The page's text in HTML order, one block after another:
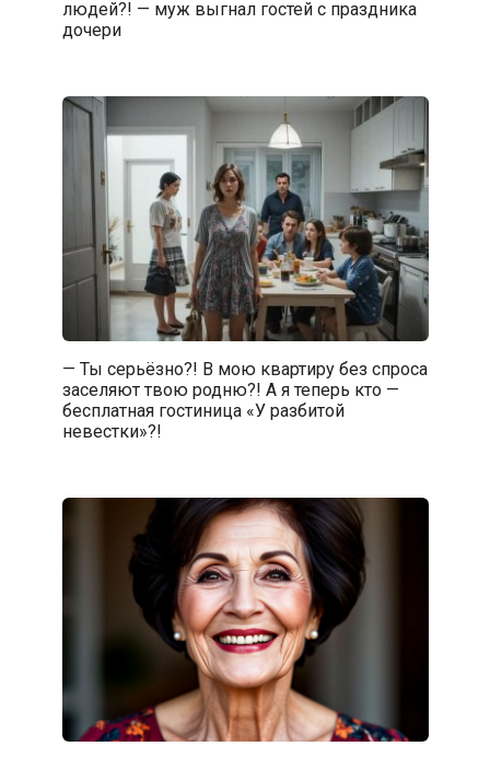
людей?! — муж выгнал гостей с праздника
дочери
— Ты серьёзно?! В мою квартиру без спроса
заселяют твою родню?! А я теперь кто —
бесплатная гостиница «У разбитой
невестки»?!